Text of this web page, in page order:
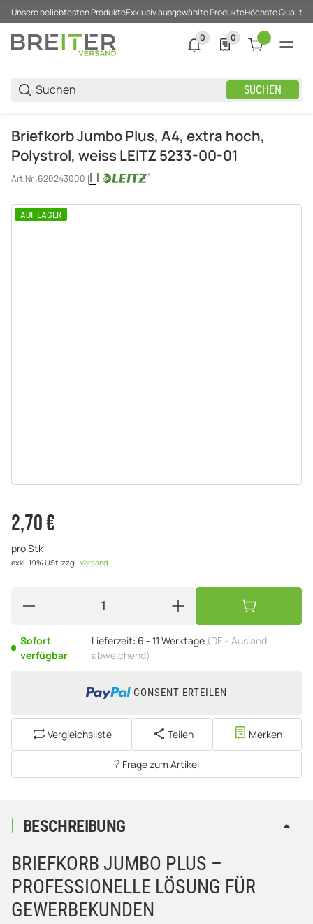
Unsere beliebtesten ProdukteExklusiv ausgewählte ProdukteHöchste Qualität
SUCHEN
0
0 neue Notifizierungen
0
0 Produkte in der
Briefkorb Jumbo Plus, A4, extra hoch,
Polystrol, weiss LEITZ 5233-00-01
Art.Nr.:620243000
AUF LAGER
2,70 €
pro Stk
exkl. 19% USt. zzgl. Versand
Sofort
verfügbar
Lieferzeit: 6 - 11 Werktage (DE - Ausland
abweichend)
CONSENT ERTEILEN
Vergleichsliste Teilen Merken
Frage zum Artikel
BESCHREIBUNG
BRIEFKORB JUMBO PLUS –
PROFESSIONELLE LÖSUNG FÜR
GEWERBEKUNDEN